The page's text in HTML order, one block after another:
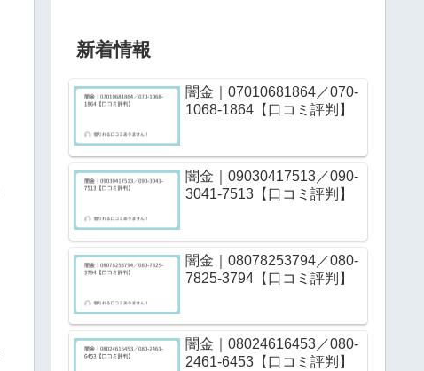
新着情報
闇金｜07010681864／070-
1068-1864【口コミ評判】
闇金｜09030417513／090-
3041-7513【口コミ評判】
闇金｜08078253794／080-
7825-3794【口コミ評判】
闇金｜08024616453／080-
2461-6453【口コミ評判】